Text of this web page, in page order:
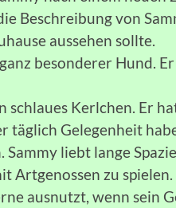
Beschreibung von
aussehen sollte.
ganz besonderer Hund.
schlaues Kerlchen. Er
täglich Gelegenheit
Sammy liebt lange
Artgenossen zu
ausnutzt, wenn sein